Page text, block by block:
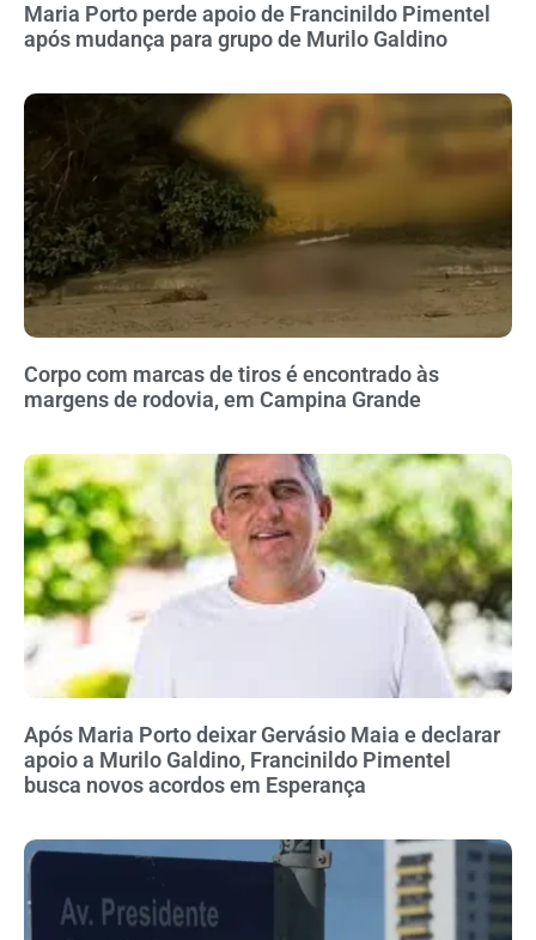
Maria Porto perde apoio de Francinildo Pimentel
após mudança para grupo de Murilo Galdino
Corpo com marcas de tiros é encontrado às
margens de rodovia, em Campina Grande
Após Maria Porto deixar Gervásio Maia e declarar
apoio a Murilo Galdino, Francinildo Pimentel
busca novos acordos em Esperança